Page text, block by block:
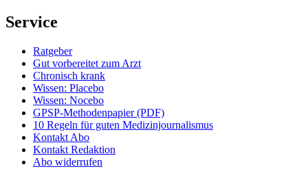
Service
Ratgeber
Gut vorbereitet zum Arzt
Chronisch krank
Wissen: Placebo
Wissen: Nocebo
GPSP-Methodenpapier (PDF)
10 Regeln für guten Medizinjournalismus
Kontakt Abo
Kontakt Redaktion
Abo widerrufen